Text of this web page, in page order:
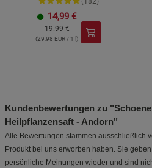
14,99 €
19.99 €
(29,98 EUR / 1 l)
Kundenbewertungen zu
Heilpflanzensaft - Andorn"
Alle Bewertungen stammen ausschließlich
Produkt bei uns erworben haben. Sie
persönliche Meinungen wieder und sind